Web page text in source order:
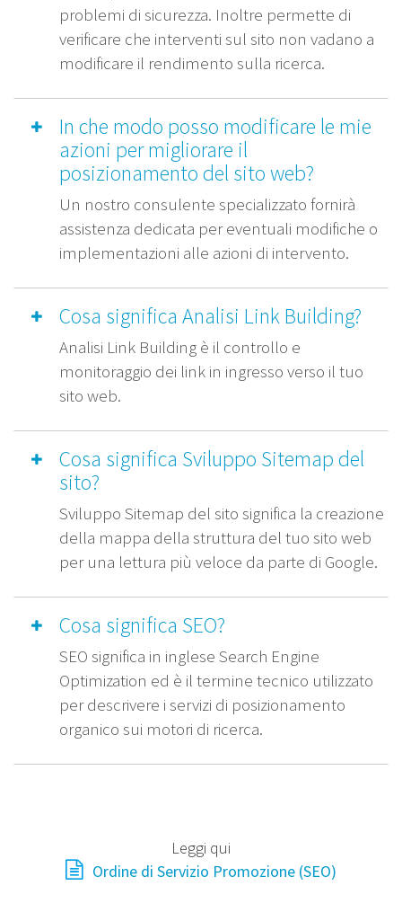
problemi di sicurezza. Inoltre permette di
verificare che interventi sul sito non vadano a
modificare il rendimento sulla ricerca.
In che modo posso modificare le mie
azioni per migliorare il
posizionamento del sito web?
Un nostro consulente specializzato fornirà
assistenza dedicata per eventuali modifiche o
implementazioni alle azioni di intervento.
Cosa significa Analisi Link Building?
Analisi Link Building è il controllo e
monitoraggio dei link in ingresso verso il tuo
sito web.
Cosa significa Sviluppo Sitemap del
sito?
Sviluppo Sitemap del sito significa la creazione
della mappa della struttura del tuo sito web
per una lettura più veloce da parte di Google.
Cosa significa SEO?
SEO significa in inglese Search Engine
Optimization ed è il termine tecnico utilizzato
per descrivere i servizi di posizionamento
organico sui motori di ricerca.
Leggi qui
Ordine di Servizio Promozione (SEO)